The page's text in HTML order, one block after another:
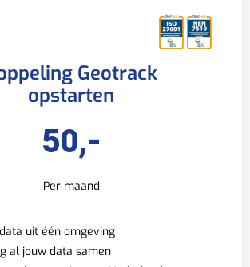
Geotrack
opstarten
50,-
Per maand
uit één omgeving
al jouw data samen